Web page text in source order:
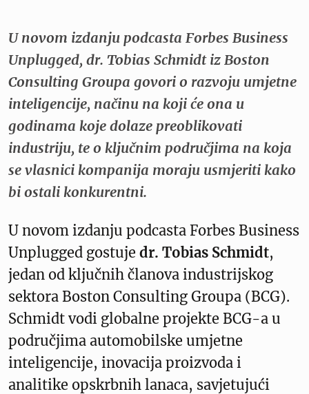
U novom izdanju podcasta Forbes Business
Unplugged, dr. Tobias Schmidt iz Boston
Consulting Groupa govori o razvoju umjetne
inteligencije, načinu na koji će ona u
godinama koje dolaze preoblikovati
industriju, te o ključnim područjima na koja
se vlasnici kompanija moraju usmjeriti kako
bi ostali konkurentni.
U novom izdanju podcasta Forbes Business
Unplugged gostuje dr. Tobias Schmidt,
jedan od ključnih članova industrijskog
sektora Boston Consulting Groupa (BCG).
Schmidt vodi globalne projekte BCG-a u
područjima automobilske umjetne
inteligencije, inovacija proizvoda i
analitike opskrbnih lanaca, savjetujući